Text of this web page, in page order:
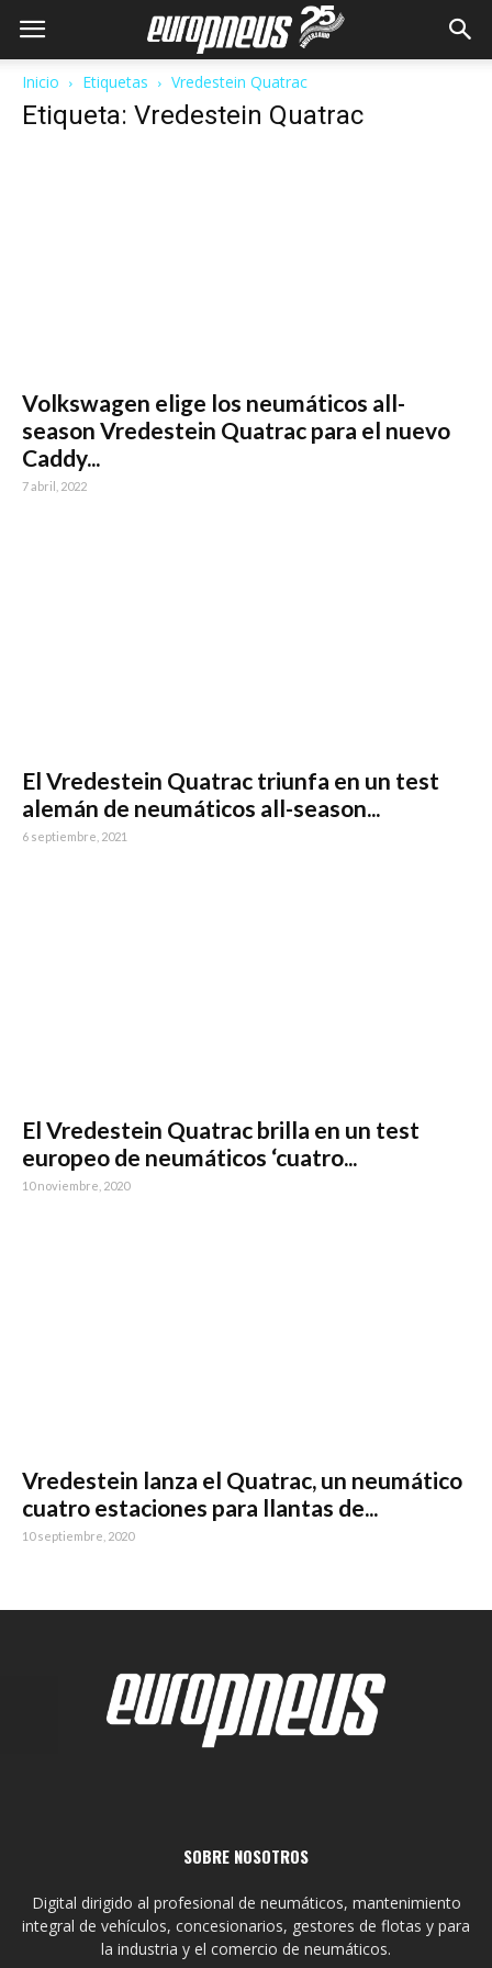
Inicio Etiquetas Vredestein Quatrac
Etiqueta: Vredestein Quatrac
Volkswagen elige los neumáticos all-
season Vredestein Quatrac para el nuevo
Caddy...
7 abril, 2022
El Vredestein Quatrac triunfa en un test
alemán de neumáticos all-season...
6 septiembre, 2021
El Vredestein Quatrac brilla en un test
europeo de neumáticos ‘cuatro...
10 noviembre, 2020
Vredestein lanza el Quatrac, un neumático
cuatro estaciones para llantas de...
10 septiembre, 2020
SOBRE NOSOTROS
Digital dirigido al profesional de neumáticos, mantenimiento
integral de vehículos, concesionarios, gestores de flotas y para
la industria y el comercio de neumáticos.